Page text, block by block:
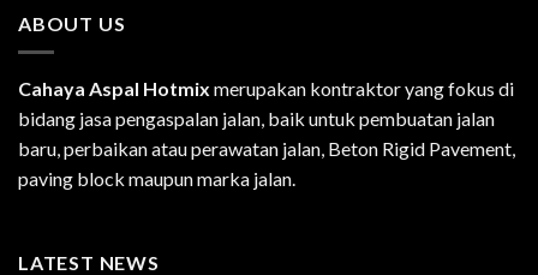
ABOUT US
Cahaya Aspal Hotmix merupakan kontraktor yang fokus di
bidang jasa pengaspalan jalan, baik untuk pembuatan jalan
baru, perbaikan atau perawatan jalan, Beton Rigid Pavement,
paving block maupun marka jalan.
LATEST NEWS